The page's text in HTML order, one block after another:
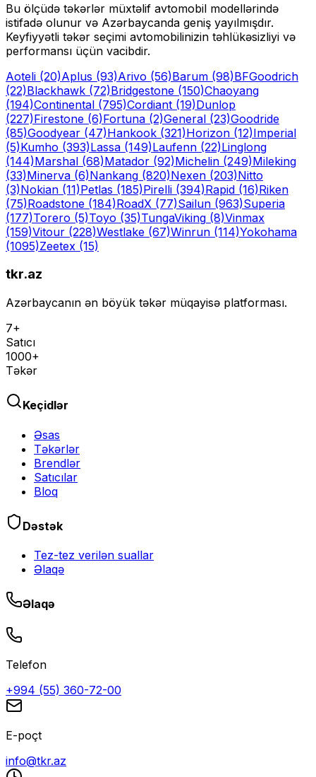
Bu ölçüdə təkərlər müxtəlif avtomobil modellərində
istifadə olunur və Azərbaycanda geniş yayılmışdır.
Keyfiyyətli təkər seçimi avtomobilinizin təhlükəsizliyi və
performansı üçün vacibdir.
Aoteli (20)Aplus (93)Arivo (56)Barum (98)BFGoodrich
(22)Blackhawk (72)Bridgestone (150)Chaoyang
(194)Continental (795)Cordiant (19)Dunlop
(227)Firestone (6)Fortuna (2)General (23)Goodride
(85)Goodyear (47)Hankook (321)Horizon (12)Imperial
(5)Kumho (393)Lassa (149)Laufenn (22)Linglong
(144)Marshal (68)Matador (92)Michelin (249)Mileking
(33)Minerva (6)Nankang (820)Nexen (203)Nitto
(3)Nokian (11)Petlas (185)Pirelli (394)Rapid (16)Riken
(75)Roadstone (184)RoadX (77)Sailun (963)Superia
(177)Torero (5)Toyo (35)TungaViking (8)Vinmax
(159)Vitour (228)Westlake (67)Winrun (114)Yokohama
(1095)Zeetex (15)
tkr.az
Azərbaycanın ən böyük təkər müqayisə platforması.
7+
Satıcı
1000+
Təkər
Keçidlər
Əsas
Təkərlər
Brendlər
Satıcılar
Bloq
Dəstək
Tez-tez verilən suallar
Əlaqə
Əlaqə
Telefon
+994 (55) 360-72-00
E-poçt
info@tkr.az